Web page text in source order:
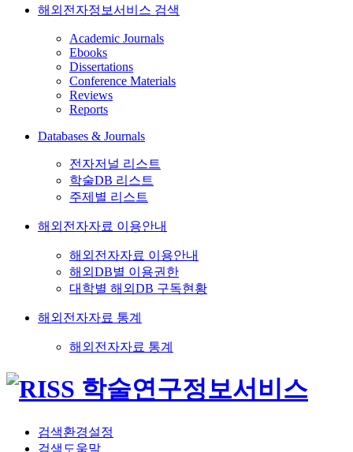
해외전자정보서비스 검색
Academic Journals
Ebooks
Dissertations
Conference Materials
Reviews
Reports
Databases & Journals
전자저널 리스트
학술DB 리스트
주제별 리스트
해외전자자료 이용안내
해외전자자료 이용안내
해외DB별 이용권한
대학별 해외DB 구독현황
해외전자자료 통계
해외전자자료 통계
검색환경설정
검색도움말